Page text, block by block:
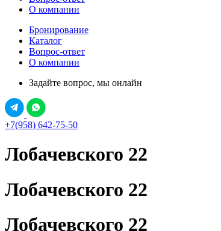
О компании
Бронирование
Каталог
Вопрос-ответ
О компании
Задайте вопрос, мы онлайн
+7(958) 642-75-50
Лобачевского 22
Лобачевского 22
Лобачевского 22